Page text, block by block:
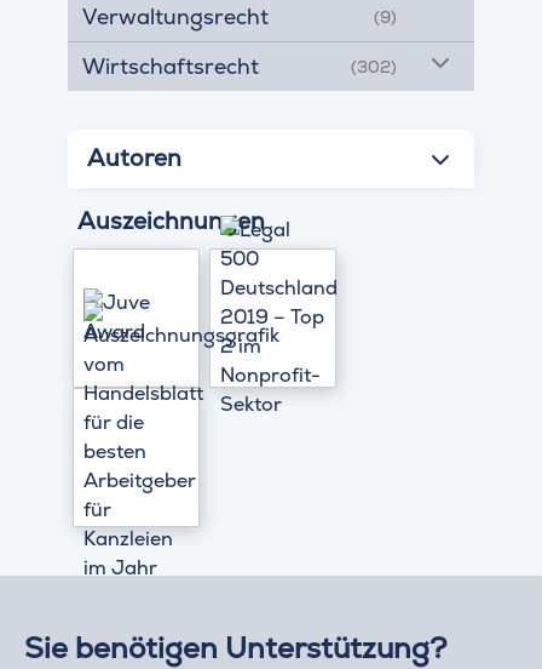
Verwaltungsrecht (9)
Wirtschaftsrecht (302)
Autoren
Auszeichnungen
Sie benötigen Unterstützung?